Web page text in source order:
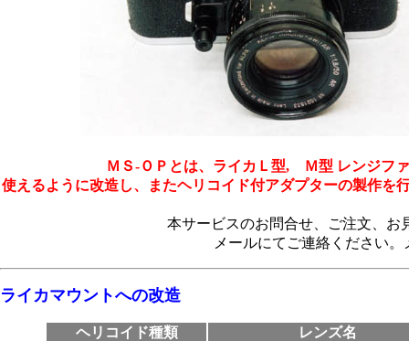
ＭＳ-ＯＰとは、ライカＬ型, Ｍ型 レンジフ
使えるように改造し、またヘリコイド付アダプターの製作を
本サービスのお問合せ、ご注文、お
メールにてご連絡ください。
ライカマウントへの改造
ヘリコイド種類 レンズ名